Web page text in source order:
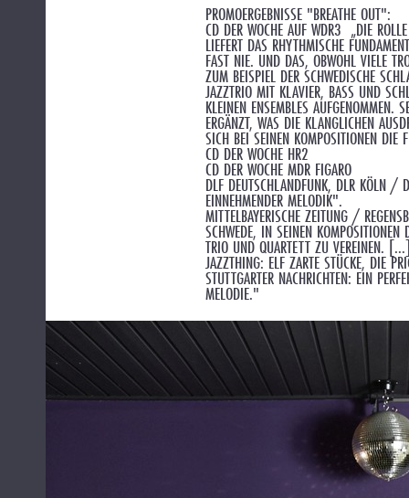
PROMOERGEBNISSE "BREATHE OUT":
CD DER WOCHE AUF WDR3 „DIE
LIEFERT DAS RHYTHMISCHE
FAST NIE. UND DAS, OBWOHL VIELE
ZUM BEISPIEL DER SCHWEDISCHE
JAZZTRIO MIT KLAVIER, BASS UND
KLEINEN ENSEMBLES AUFGENOMMEN.
ERGÄNZT, WAS DIE KLANGLICHEN
ICH BEI SEINEN KOMPOSITIONEN DIE
CD DER WOCHE HR2
CD DER WOCHE MDR FIGARO
DLF DEUTSCHLANDFUNK, DLR KÖLN /
EINNEHMENDER MELODIK".
MITTELBAYERISCHE ZEITUNG /
SCHWEDE, IN SEINEN
TRIO UND QUARTETT ZU VEREINEN.
JAZZTHING: ELF ZARTE STÜCKE, DIE
STUTTGARTER NACHRICHTEN: EIN
MELODIE."